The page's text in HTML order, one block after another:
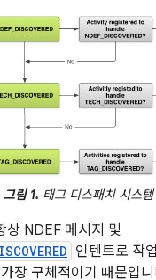
그림 1. 태그 디스패치 시스템
상 NDEF 메시지 및
인텐트로 작
장 구체적이기 때문입